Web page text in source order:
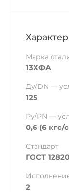
Марка
13ХФА
Ду/DN —
125
Ру/PN —
0,6 (6 кгс/
Стандарт
ГОСТ
2